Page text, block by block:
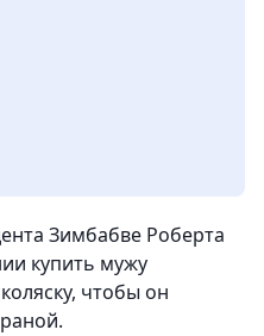
Зимбабве Роберта
купить мужу
чтобы он